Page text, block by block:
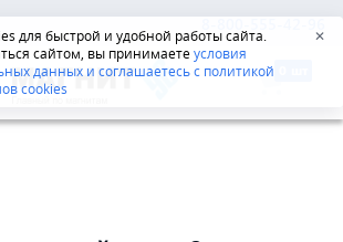
для быстрой и удобной работы сайта.
сайтом, вы принимаетеусловия
данных и соглашаетесь с политикой
cookies
✕
8-800-555-42-96